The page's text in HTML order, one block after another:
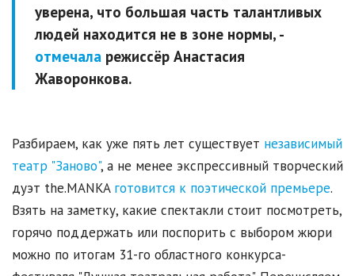
уверена, что большая часть талантливых
людей находится не в зоне нормы, -
отмечала режиссёр Анастасия
Жаворонкова.
Разбираем, как уже пять лет существует независимый
театр "Заново", а не менее экспрессивный творческий
дуэт the.MANKA готовится к поэтической премьере.
Взять на заметку, какие спектакли стоит посмотреть,
горячо поддержать или поспорить с выбором жюри
можно по итогам 31-го областного конкурса-